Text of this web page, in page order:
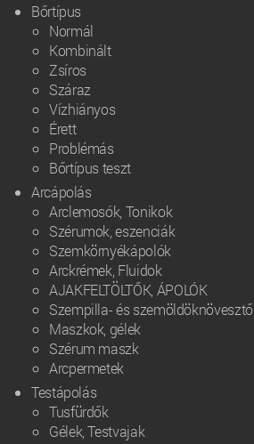
Bőrtípus
Normál
Kombinált
Zsíros
Száraz
Vízhiányos
Érett
Problémás
Bőrtípus teszt
Arcápolás
Arclemosók, Tonikok
Szérumok, eszenciák
Szemkörnyékápolók
Arckrémek, Fluidok
AJAKFELTÖLTŐK, ÁPOLÓK
Szempilla- és szemöldöknövesztő
Maszkok, gélek
Szérum maszk
Arcpermetek
Testápolás
Tusfürdők
Gélek, Testvajak